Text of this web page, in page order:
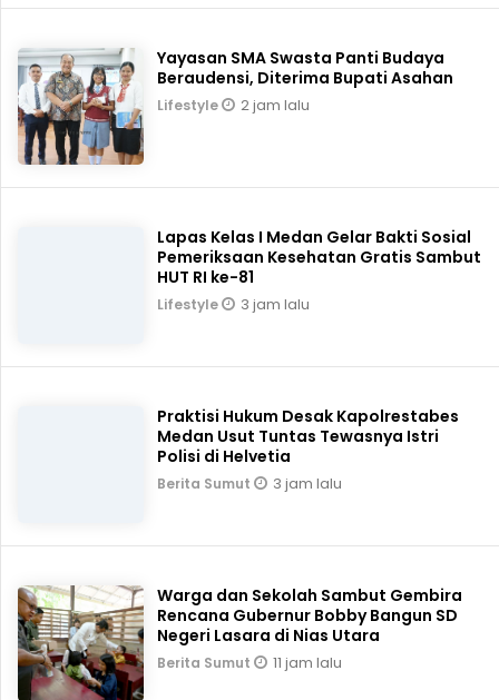
Yayasan SMA Swasta Panti Budaya
Beraudensi, Diterima Bupati Asahan
Lifestyle 2 jam lalu
Lapas Kelas I Medan Gelar Bakti Sosial
Pemeriksaan Kesehatan Gratis Sambut
HUT RI ke-81
Lifestyle 3 jam lalu
Praktisi Hukum Desak Kapolrestabes
Medan Usut Tuntas Tewasnya Istri
Polisi di Helvetia
Berita Sumut 3 jam lalu
Warga dan Sekolah Sambut Gembira
Rencana Gubernur Bobby Bangun SD
Negeri Lasara di Nias Utara
Berita Sumut 11 jam lalu